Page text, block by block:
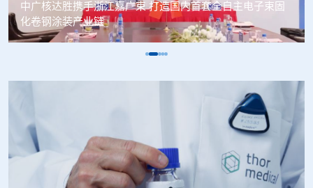
塞内加尔寻求利用核能提升农业生产力